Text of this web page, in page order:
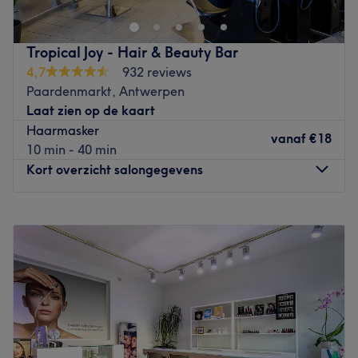
Portugese eigenares Patricia heeft jarenlang in
Zwitserland in diverse kapsalons gewerkt. Zodoende
heeft ze kennisgemaakt met verschillende technieken,
producten en de behoeften van de vrouw. Zo maak je
tijdens het wachten gratis gebruik van de massagestoel
en staat er koffie, thee, frisdrank of cava voor je klaar.
Door haar vriendelijke en persoonlijke aanpak voel je je
snel thuis. Patricia spreekt vloeiend Portugees, Frans en
Engels. Er wordt gewerkt met het merk Goldwell.
Go to venue
Tropical Joy - Hair & Beauty Bar
4,7
932 reviews
Paardenmarkt, Antwerpen
Laat zien op de kaart
Haarmasker
10 min - 40 min
vanaf €18
Kort overzicht salongegevens
Dinsdag
08:00–20:00
Woensdag
08:00
Donderdag
Vrijdag
–20:00
Zaterdag
08:00–20:00
Zondag
Gesloten